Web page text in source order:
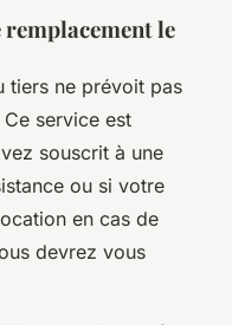
le
tiers ne prévoit pas
service est
souscrit à une
ou si votre
en cas de
devrez vous